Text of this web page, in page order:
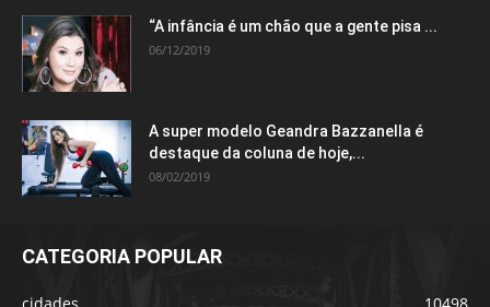
“A infância é um chão que a gente pisa ...
06/12/2019
A super modelo Geandra Bazzanella é
destaque da coluna de hoje,...
08/02/2019
CATEGORIA POPULAR
cidades
10498